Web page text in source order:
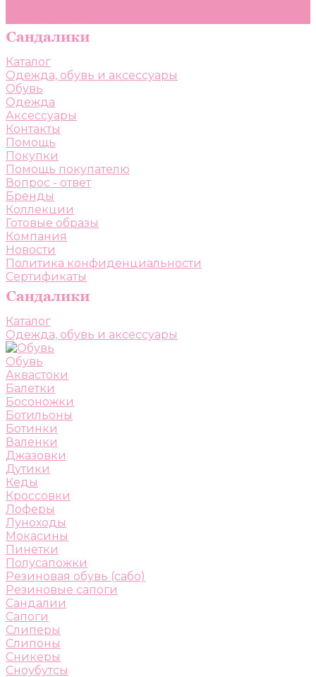
Каталог
Одежда, обувь и аксессуары
Обувь
Одежда
Аксессуары
Контакты
Помощь
Покупки
Помощь покупателю
Вопрос - ответ
Бренды
Коллекции
Готовые образы
Компания
Новости
Политика конфиденциальности
Сертификаты
Каталог
Одежда, обувь и аксессуары
Обувь
Аквастоки
Балетки
Босоножки
Ботильоны
Ботинки
Валенки
Джазовки
Дутики
Кеды
Кроссовки
Лоферы
Луноходы
Мокасины
Пинетки
Полусапожки
Резиновая обувь (сабо)
Резиновые сапоги
Сандалии
Сапоги
Слиперы
Слипоны
Сникеры
Сноубутсы